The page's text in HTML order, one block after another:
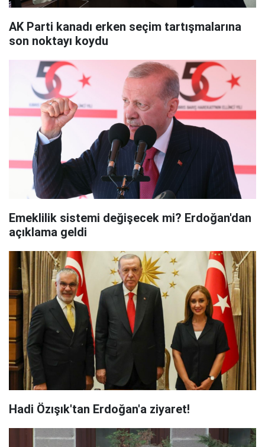
AK Parti kanadı erken seçim tartışmalarına
son noktayı koydu
Emeklilik sistemi değişecek mi? Erdoğan'dan
açıklama geldi
Hadi Özışık'tan Erdoğan'a ziyaret!